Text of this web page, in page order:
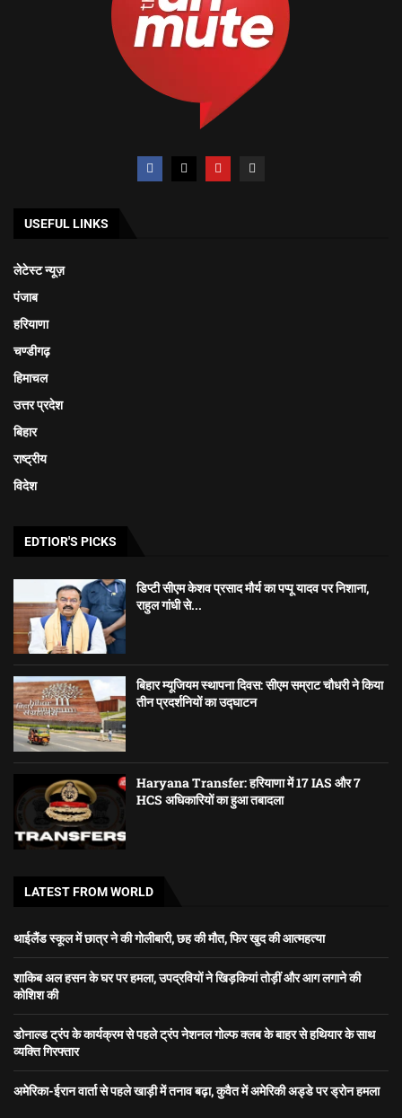
USEFUL LINKS
लेटेस्ट न्यूज़
पंजाब
हरियाणा
चण्डीगढ़
हिमाचल
उत्तर प्रदेश
बिहार
राष्ट्रीय
विदेश
EDTIOR'S PICKS
डिप्टी सीएम केशव प्रसाद मौर्य का पप्पू यादव पर निशाना,
राहुल गांधी से...
बिहार म्यूजियम स्थापना दिवस: सीएम सम्राट चौधरी ने किया
तीन प्रदर्शनियों का उद्घाटन
Haryana Transfer: हरियाणा में 17 IAS और 7
HCS अधिकारियों का हुआ तबादला
LATEST FROM WORLD
थाईलैंड स्कूल में छात्र ने की गोलीबारी, छह की मौत, फिर खुद की आत्महत्या
शाकिब अल हसन के घर पर हमला, उपद्रवियों ने खिड़कियां तोड़ीं और आग लगाने की
कोशिश की
डोनाल्ड ट्रंप के कार्यक्रम से पहले ट्रंप नेशनल गोल्फ क्लब के बाहर से हथियार के साथ
व्यक्ति गिरफ्तार
अमेरिका-ईरान वार्ता से पहले खाड़ी में तनाव बढ़ा, कुवैत में अमेरिकी अड्डे पर ड्रोन हमला